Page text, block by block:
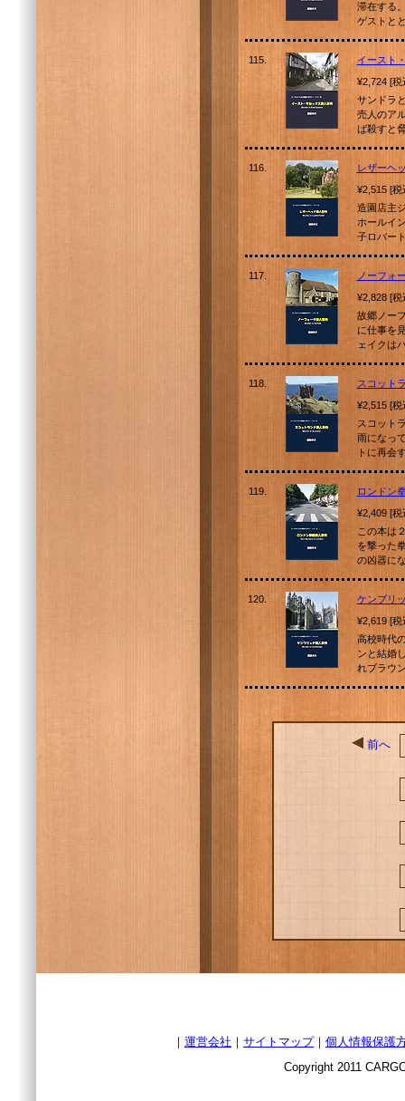
滞在する
ゲストと
115.
イースト
¥2,724 [
サンドラ
売人のア
ば殺すと
116.
レザーヘ
¥2,515 [
造園店主
ホールイ
子ロバー
117.
ノーフォ
¥2,828 [
故郷ノー
に仕事を
ェイクは
118.
スコット
¥2,515 [
スコット
雨になっ
トに再会
119.
ロンドン
¥2,409 [
この本は
を撃った
の凶器に
120.
ケンブリ
¥2,619 [
高校時代
ンと結婚
れブラウ
前へ
｜ 運営会社 ｜ サイトマップ｜ 個人情報保護
Copyright 2011